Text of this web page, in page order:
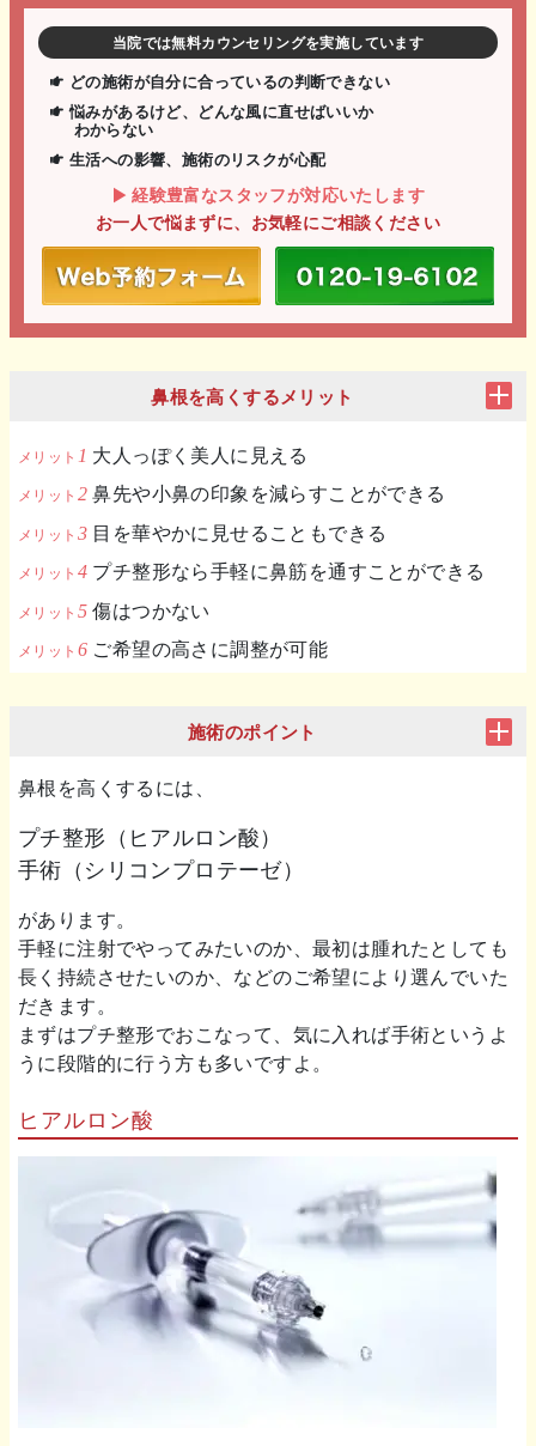
当院では無料カウンセリングを実施しています
どの施術が自分に合っているの判断できない
悩みがあるけど、どんな風に直せばいいか
わからない
生活への影響、施術のリスクが心配
経験豊富なスタッフが対応いたします
お一人で悩まずに、お気軽にご相談ください
鼻根を高くするメリット
大人っぽく美人に見える
鼻先や小鼻の印象を減らすことができる
目を華やかに見せることもできる
プチ整形なら手軽に鼻筋を通すことができる
傷はつかない
ご希望の高さに調整が可能
施術のポイント
鼻根を高くするには、
プチ整形（ヒアルロン酸）
手術（シリコンプロテーゼ）
があります。
手軽に注射でやってみたいのか、最初は腫れたとしても
長く持続させたいのか、などのご希望により選んでいた
だきます。
まずはプチ整形でおこなって、気に入れば手術というよ
うに段階的に行う方も多いですよ。
ヒアルロン酸